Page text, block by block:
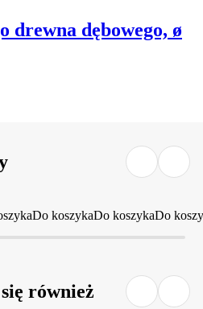
drewna dębowego, ø
Do koszykaDo koszykaDo
również